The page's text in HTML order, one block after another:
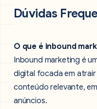
Dúvidas
O que é inbound
Inbound marketing é
digital focada em
conteúdo relevante,
anúncios.